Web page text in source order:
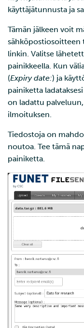
käyttäjätunnusta ja
Tämän jälkeen voit
sähköpostiosoitteen
linkin. Valitse
painikkeella. Kun
(Expiry date:) ja
painiketta
on ladattu
ilmoituksen.
Tiedostoja on
noutoa. Tee tämä
painiketta.